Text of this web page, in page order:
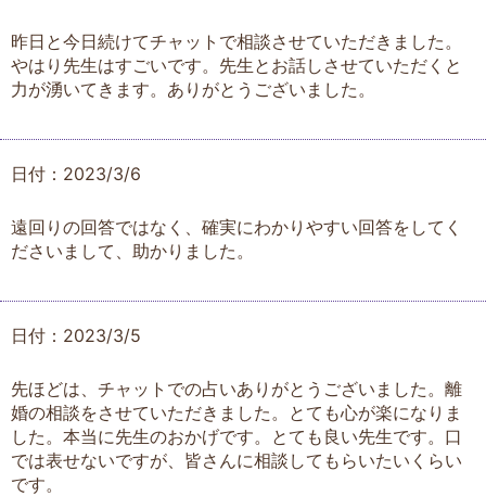
昨日と今日続けてチャットで相談させていただきました。
やはり先生はすごいです。先生とお話しさせていただくと
力が湧いてきます。ありがとうございました。
日付：2023/3/6
遠回りの回答ではなく、確実にわかりやすい回答をしてく
ださいまして、助かりました。
日付：2023/3/5
先ほどは、チャットでの占いありがとうございました。離
婚の相談をさせていただきました。とても心が楽になりま
した。本当に先生のおかげです。とても良い先生です。口
では表せないですが、皆さんに相談してもらいたいくらい
です。